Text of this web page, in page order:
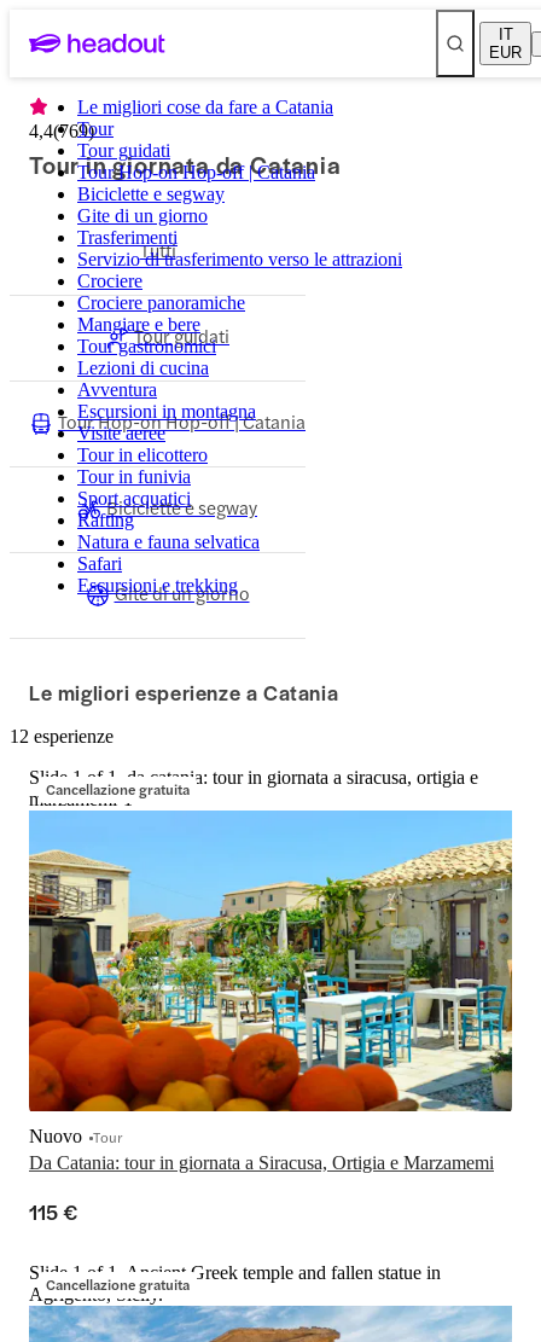
IT
EUR
Le migliori cose da fare a Catania
Tour
Tour guidati
Tour Hop-on Hop-off | Catania
Biciclette e segway
Gite di un giorno
Trasferimenti
Servizio di trasferimento verso le attrazioni
Crociere
Crociere panoramiche
Mangiare e bere
Tour gastronomici
Lezioni di cucina
Avventura
Escursioni in montagna
Visite aeree
Tour in elicottero
Tour in funivia
Sport acquatici
Rafting
Natura e fauna selvatica
Safari
Escursioni e trekking
4,4(769)
Tour in giornata da Catania
Tutti
Tour guidati
Tour Hop-on Hop-off | Catania
Biciclette e segway
Gite di un giorno
Le migliori esperienze a Catania
12 esperienze
Cancellazione gratuita
Slide 1 of 1, da catania: tour in giornata a siracusa, ortigia e
marzamemi-1
Da Catania: tour in giornata a Siracusa, Ortigia e Marzamemi
Nuovo Tour
115 €
Cancellazione gratuita
Slide 1 of 1, Ancient Greek temple and fallen statue in
Agrigento, Sicily.